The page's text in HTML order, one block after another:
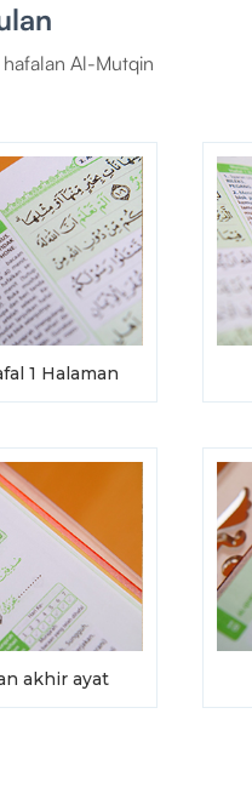
Al-Mutqin
1 Halaman
akhir ayat